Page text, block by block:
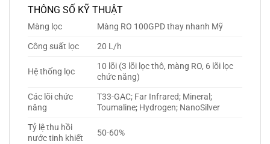
THÔNG SỐ KỸ THUẬT
Màng lọc
Màng RO 100GPD thay nhanh Mỹ
Công suất lọc
20 L/h
Hệ thống lọc
10 lõi (3 lõi lọc thô, màng RO, 6 lõi lọc
chức năng)
Các lõi chức
năng
T33-GAC; Far Infrared; Mineral;
Toumaline; Hydrogen; NanoSilver
Tỷ lệ thu hồi
nước tinh khiết
50-60%